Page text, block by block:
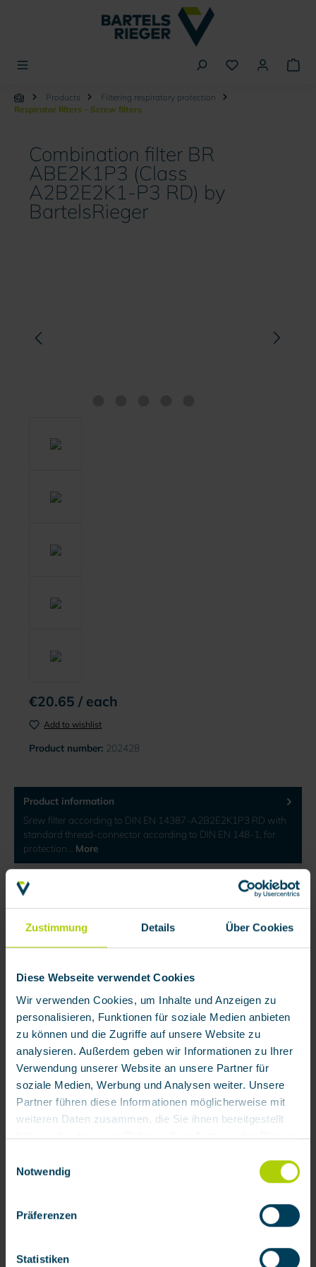
Zustimmung Details Über Cookies
Diese Webseite verwendet Cookies
Wir verwenden Cookies, um Inhalte und Anzeigen zu
personalisieren, Funktionen für soziale Medien anbieten
zu können und die Zugriffe auf unsere Website zu
analysieren. Außerdem geben wir Informationen zu Ihrer
Verwendung unserer Website an unsere Partner für
soziale Medien, Werbung und Analysen weiter. Unsere
Partner führen diese Informationen möglicherweise mit
weiteren Daten zusammen, die Sie ihnen bereitgestellt
haben oder die sie im Rahmen Ihrer Nutzung der Dienste
Mit Klick auf „[Zustimmen / Alles akzeptieren / etc.]“
erteilen Sie Ihre Einwilligung auch in die Weitergabe über
Ihr Verhalten in unserem Shop an unseren Partner, die
Deutschland), die diese Daten Ihnen nicht persönlich
Notwendig
Präferenzen
Statistiken
Products
Filtering respiratory protection
Respirator filters – Screw filters
Combination filter BR
ABE2K1P3 (Class
A2B2E2K1-P3 RD) by
BartelsRieger
€20.65 / each
Add to wishlist
Product number: 202428
Product information
Srew filter according to DIN EN 14387-A2B2E2K1P3 RD with
standard thread-connector according to DIN EN 148-1, for
protection… More
Documents
Skip product gallery
Accessory
Full face mask mod. BRK 820
Product number: